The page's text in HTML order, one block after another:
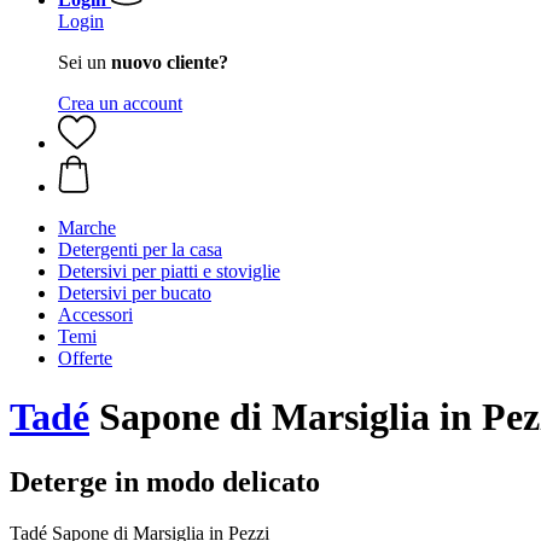
Login
Sei un nuovo cliente?
Crea un account
Marche
Detergenti per la casa
Detersivi per piatti e stoviglie
Detersivi per bucato
Accessori
Temi
Offerte
Tadé Sapone di Marsiglia in
Deterge in modo delicato
Tadé Sapone di Marsiglia in Pezzi